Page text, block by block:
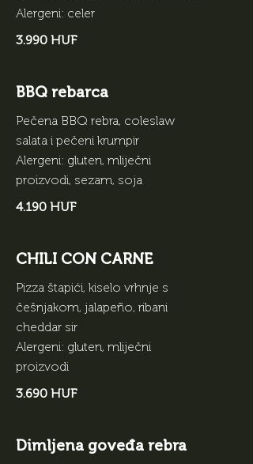
Alergeni: celer
3.990 HUF
BBQ rebarca
Pečena BBQ rebra, coleslaw
salata i pečeni krumpir
Alergeni: gluten, mliječni
proizvodi, sezam, soja
4.190 HUF
CHILI CON CARNE
Pizza štapići, kiselo vrhnje s
češnjakom, jalapeño, ribani
cheddar sir
Alergeni: gluten, mliječni
proizvodi
3.690 HUF
Dimljena goveđa rebra